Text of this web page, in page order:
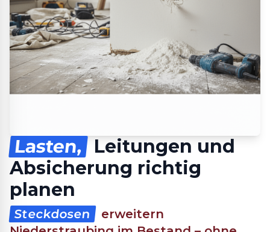
Lasten,
Leitungen und
Absicherung richtig
planen
Steckdosen
erweitern